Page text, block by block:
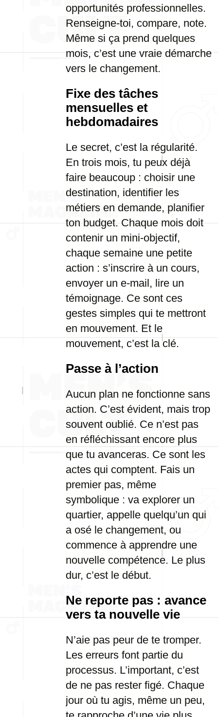
opportunités professionnelles.
Renseigne-toi, compare, note.
Même si ça prend quelques
mois, c’est une vraie démarche
vers le changement.
Fixe des tâches
mensuelles et
hebdomadaires
Le secret, c’est la régularité.
En trois mois, tu peux déjà
faire beaucoup : choisir une
destination, identifier les
métiers en demande, planifier
ton budget. Chaque mois doit
contenir un mini-objectif,
chaque semaine une petite
action : s’inscrire à un cours,
envoyer un e-mail, lire un
témoignage. Ce sont ces
gestes simples qui te mettront
en mouvement. Et le
mouvement, c’est la clé.
Passe à l’action
Aucun plan ne fonctionne sans
action. C’est évident, mais trop
souvent oublié. Ce n’est pas
en réfléchissant encore plus
que tu avanceras. Ce sont les
actes qui comptent. Fais un
premier pas, même
symbolique : va explorer un
quartier, appelle quelqu’un qui
a osé le changement, ou
commence à apprendre une
nouvelle compétence. Le plus
dur, c’est le début.
Ne reporte pas : avance
vers ta nouvelle vie
N’aie pas peur de te tromper.
Les erreurs font partie du
processus. L’important, c’est
de ne pas rester figé. Chaque
jour où tu agis, même un peu,